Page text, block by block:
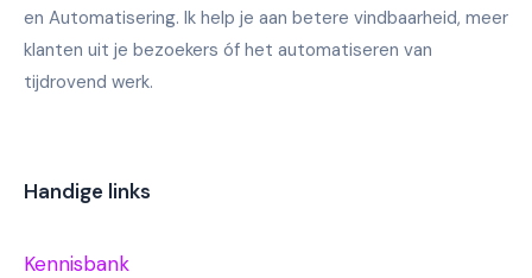
en Automatisering. Ik help je aan betere vindbaarheid, meer
klanten uit je bezoekers óf het automatiseren van
tijdrovend werk.
Handige links
Kennisbank